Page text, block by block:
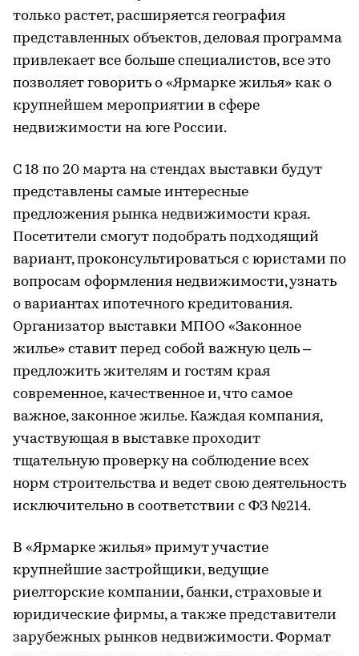
только растет, расширяется география
представленных объектов, деловая программа
привлекает все больше специалистов, все это
позволяет говорить о «Ярмарке жилья» как о
крупнейшем мероприятии в сфере
недвижимости на юге России.
С 18 по 20 марта на стендах выставки будут
представлены самые интересные
предложения рынка недвижимости края.
Посетители смогут подобрать подходящий
вариант, проконсультироваться с юристами по
вопросам оформления недвижимости, узнать
о вариантах ипотечного кредитования.
Организатор выставки МПОО «Законное
жилье» ставит перед собой важную цель –
предложить жителям и гостям края
современное, качественное и, что самое
важное, законное жилье. Каждая компания,
участвующая в выставке проходит
тщательную проверку на соблюдение всех
норм строительства и ведет свою деятельность
исключительно в соответствии с ФЗ №214.
В «Ярмарке жилья» примут участие
крупнейшие застройщики, ведущие
риелторские компании, банки, страховые и
юридические фирмы, а также представители
зарубежных рынков недвижимости. Формат